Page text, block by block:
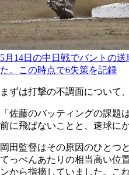
5月14日の中日戦でバントの
た。この時点で6失策を記録
まずは打撃の不調面について
「佐藤のバッティングの課題
前に飛ばないことと、速球に
岡田監督はその原因のひとつ
てっぺんあたりの相当高い位
ンから指摘していました。こ